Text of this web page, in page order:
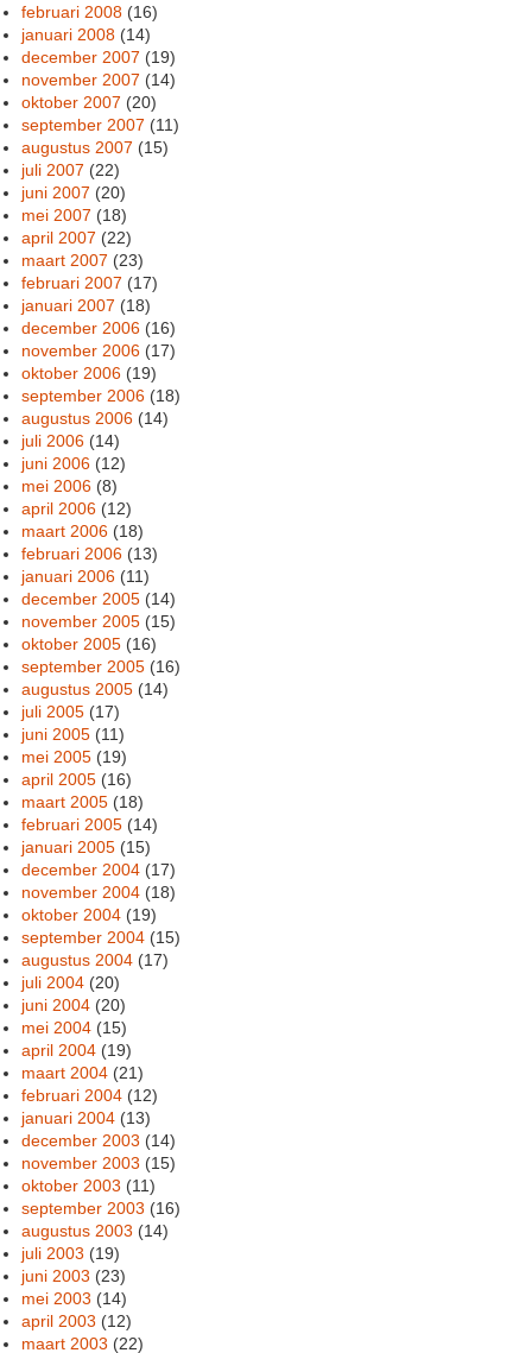
februari 2008 (16)
januari 2008 (14)
december 2007 (19)
november 2007 (14)
oktober 2007 (20)
september 2007 (11)
augustus 2007 (15)
juli 2007 (22)
juni 2007 (20)
mei 2007 (18)
april 2007 (22)
maart 2007 (23)
februari 2007 (17)
januari 2007 (18)
december 2006 (16)
november 2006 (17)
oktober 2006 (19)
september 2006 (18)
augustus 2006 (14)
juli 2006 (14)
juni 2006 (12)
mei 2006 (8)
april 2006 (12)
maart 2006 (18)
februari 2006 (13)
januari 2006 (11)
december 2005 (14)
november 2005 (15)
oktober 2005 (16)
september 2005 (16)
augustus 2005 (14)
juli 2005 (17)
juni 2005 (11)
mei 2005 (19)
april 2005 (16)
maart 2005 (18)
februari 2005 (14)
januari 2005 (15)
december 2004 (17)
november 2004 (18)
oktober 2004 (19)
september 2004 (15)
augustus 2004 (17)
juli 2004 (20)
juni 2004 (20)
mei 2004 (15)
april 2004 (19)
maart 2004 (21)
februari 2004 (12)
januari 2004 (13)
december 2003 (14)
november 2003 (15)
oktober 2003 (11)
september 2003 (16)
augustus 2003 (14)
juli 2003 (19)
juni 2003 (23)
mei 2003 (14)
april 2003 (12)
maart 2003 (22)